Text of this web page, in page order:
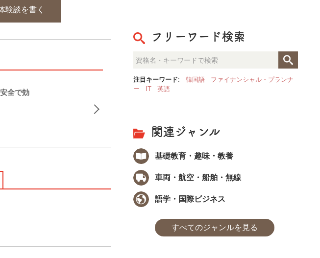
験談を書く
全で効
フリーワード検索
注目キーワード: 韓国語
ファイナンシャル・プランナ
ー
IT 英語
関連ジャンル
基礎教育・趣味・教養
車両・航空・船舶・無線
語学・国際ビジネス
すべてのジャンルを見る